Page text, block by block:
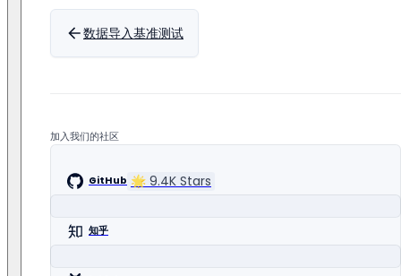
用户 bo**yf@gmail.com 提出建议【存储过程相关的文
用户 7**99@qq.com 指出问题【没看到 range + 时间方
用户 ue**ke@163.com 指出问题【注释与命令不符，拼
数据导入基准测试
加入我们的社区
GitHub 🌟 9.4K Stars
知乎